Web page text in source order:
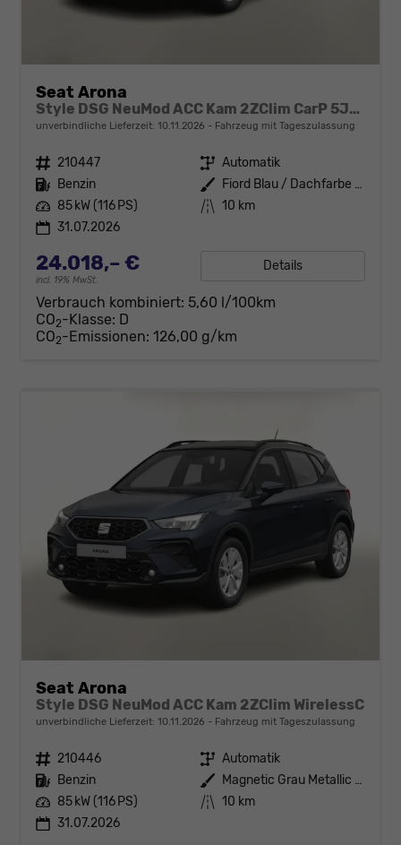
Seat Arona
Style DSG NeuMod ACC Kam 2ZClim CarP 5JGar
unverbindliche Lieferzeit: 10.11.2026 Fahrzeug mit Tageszulassung
Fahrzeugnr. 210447 Getriebe Automatik
Kraftstoff Benzin Außenfarbe
Fiord Blau / Dachfarbe schwarz
Leistung 85 kW (116 PS) Kilometerstand 10 km
31.07.2026
24.018,– €
incl. 19% MwSt.
Details
Verbrauch kombiniert: 5,60 l/100km
CO2-Klasse: D
CO2-Emissionen: 126,00 g/km
Seat Arona
Style DSG NeuMod ACC Kam 2ZClim WirelessC
unverbindliche Lieferzeit: 10.11.2026 Fahrzeug mit Tageszulassung
Fahrzeugnr. 210446 Getriebe Automatik
Kraftstoff Benzin Außenfarbe
Magnetic Grau Metallic / Dachfa
Leistung 85 kW (116 PS) Kilometerstand 10 km
31.07.2026